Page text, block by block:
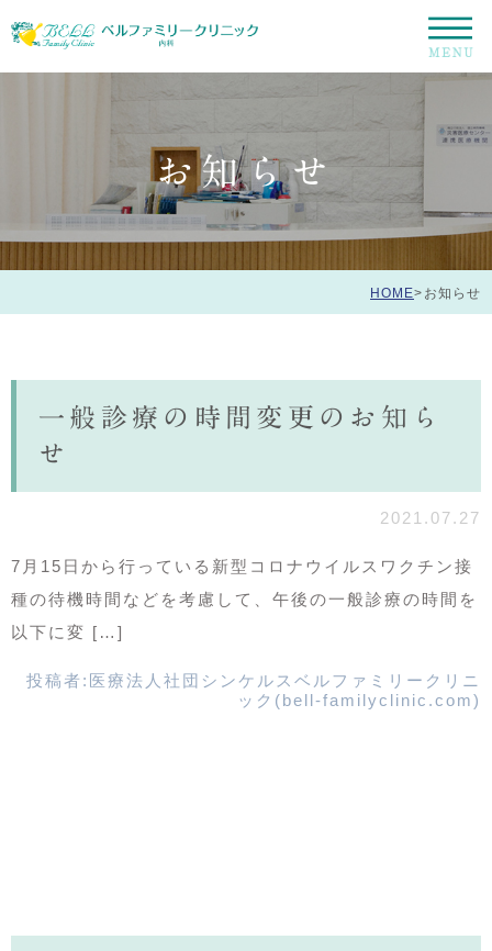
お知らせ
HOME> お知らせ
一般診療の時間変更のお知ら
せ
2021.07.27
7月15日から行っている新型コロナウイルスワクチン接
種の待機時間などを考慮して、午後の一般診療の時間を
以下に変 […]
投稿者: 医療法人社団シンケルスベルファミリークリニ
ック(bell-familyclinic.com)